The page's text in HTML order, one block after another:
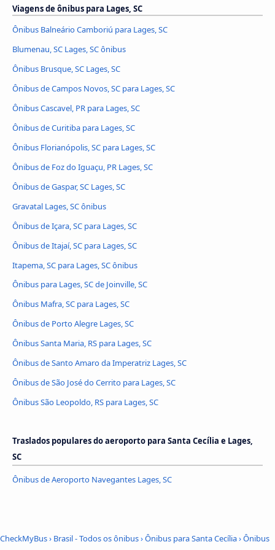
Viagens de ônibus para Lages, SC
Ônibus Balneário Camboriú para Lages, SC
Blumenau, SC Lages, SC ônibus
Ônibus Brusque, SC Lages, SC
Ônibus de Campos Novos, SC para Lages, SC
Ônibus Cascavel, PR para Lages, SC
Ônibus de Curitiba para Lages, SC
Ônibus Florianópolis, SC para Lages, SC
Ônibus de Foz do Iguaçu, PR Lages, SC
Ônibus de Gaspar, SC Lages, SC
Gravatal Lages, SC ônibus
Ônibus de Içara, SC para Lages, SC
Ônibus de Itajaí, SC para Lages, SC
Itapema, SC para Lages, SC ônibus
Ônibus para Lages, SC de Joinville, SC
Ônibus Mafra, SC para Lages, SC
Ônibus de Porto Alegre Lages, SC
Ônibus Santa Maria, RS para Lages, SC
Ônibus de Santo Amaro da Imperatriz Lages, SC
Ônibus de São José do Cerrito para Lages, SC
Ônibus São Leopoldo, RS para Lages, SC
Traslados populares do aeroporto para Santa Cecília e Lages,
SC
Ônibus de Aeroporto Navegantes Lages, SC
CheckMyBus› Brasil - Todos os ônibus›Ônibus para Santa Cecília›Ônibus